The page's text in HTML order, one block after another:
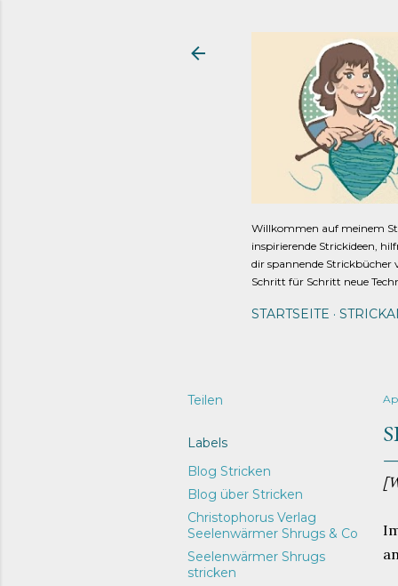
Willkommen auf meinem
inspirierende Strickideen,
dir spannende Strickbücher
Schritt für Schritt neue
STARTSEITE
Teilen
Labels
Blog Stricken
Blog über Stricken
Christophorus Verlag
Seelenwärmer Shrugs & Co
Seelenwärmer Shrugs
stricken